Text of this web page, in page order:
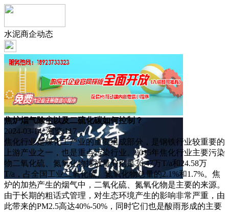
水泥商企动态
焦炉烟气除尘以及二硫化碳如何控制？
2024-03-14 浏览:117
焦化行业是煤化工产业的重要组成部分，是钢铁行业较重要的
上游产业之一，也是重点污染行业。2015年焦化行业主要污染
物二氧化硫、氮氧化物排放量分别是36.47万T/a和24.58万
T/a，占全国工业二氧化硫、氮氧化物总量的2.1%和1.7%。焦
炉的加热产生的烟气中，二氧化硫、氮氧化物是主要的来源。
由于长期的粗话式管理，对生态环境产生的影响非常严重，由
此带来的PM2.5高达40%-50%，同时它们也是酸雨形成的主要